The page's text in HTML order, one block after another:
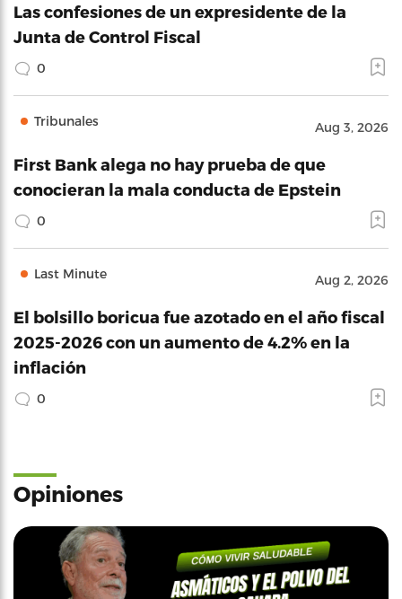
Las confesiones de un expresidente de la
Junta de Control Fiscal
0
Tribunales Aug 3, 2026
First Bank alega no hay prueba de que
conocieran la mala conducta de Epstein
0
Last Minute Aug 2, 2026
El bolsillo boricua fue azotado en el año fiscal
2025-2026 con un aumento de 4.2% en la
inflación
0
Opiniones